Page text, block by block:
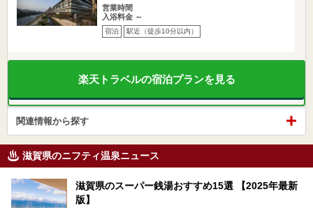
営業時間
入浴料金 ～
宿泊 駅近（徒歩10分以内）
楽天トラベルの宿泊プランを見る
関連情報から探す
滋賀県のニフティ温泉ニュース
滋賀県のスーパー銭湯おすすめ15選 【2025年最新
版】